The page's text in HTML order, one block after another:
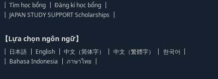
Tìm học bổng
Đăng kí học bổng
JAPAN STUDY SUPPORT Scholarships
【Lựa chọn ngôn ngữ】
日本語 English 中文（简体字） 中文（繁體字）
한국어
Bahasa Indonesia
ภาษาไทย